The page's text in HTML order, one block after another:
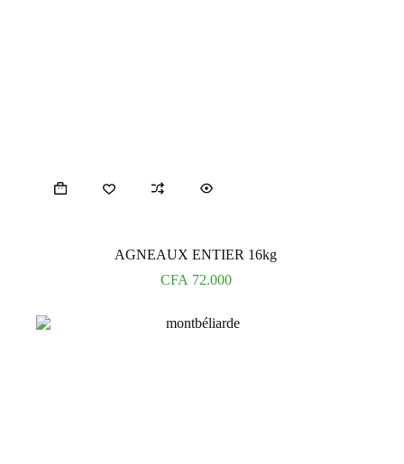
AGNEAUX ENTIER 16kg
CFA72.000